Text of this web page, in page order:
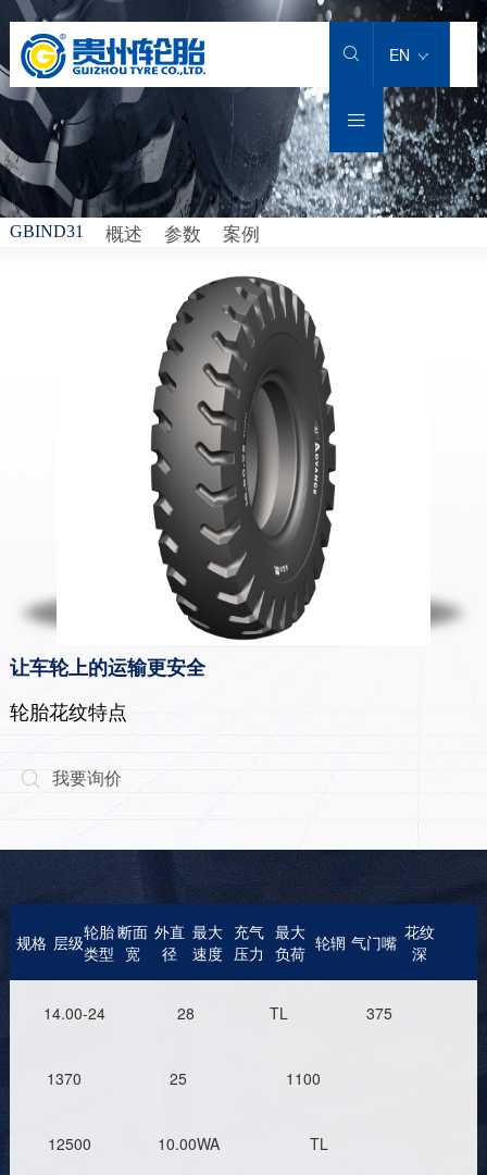
 EN

产品中心
卡客车轮胎
工程机械轮胎
工业车辆轮胎
农业机械轮胎
卡客车轮胎
轻型载重货车轮胎
载重货车轮胎
客运汽车轮胎
城市轨道交通轮胎
工程机械轮胎
铲运机重型自卸车
堆高机
龙门吊
正面吊
工业车辆轮胎
实心轮胎
充气斜交工业轮胎
充气全钢工业轮胎
农业机械轮胎
大型农业子午胎
小型农业子午胎
小型农业斜交轮胎
大型农业斜交轮胎
解决方案
卡客车轮胎
工程机械轮胎
工业车辆轮胎
农业轮胎
匠心智造
科研实力
技术创新
科研团队
科研专利
服务支持
售后服务
轮胎小常识
下载专区
销售服务热线
投资者关系
公司公告
股价信息
新闻中心
新闻动态
专题专栏
招标/比选公告
关于我们
公司介绍
集团品牌
公司荣誉
发展历程
加入贵轮
社会招聘
人才理念
我在贵轮
GBIND31 概述 参数 案例
让车轮上的运输更安全
轮胎花纹特点
 我要询价
规格 层级轮胎
类型
断面
宽
外直
径
最大
速度
充气
压力
最大
负荷 轮辋 气门嘴 花纹
深
14.00-24 28 TL 375
1370 25 1100
12500 10.00WA TL